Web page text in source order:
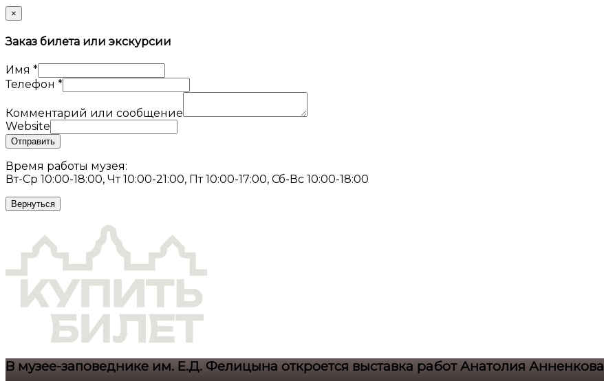
×
Заказ билета или экскурсии
Имя *
Телефон *
Комментарий или сообщение
Website
Отправить
Время работы музея:
Вт-Ср 10:00-18:00, Чт 10:00-21:00, Пт 10:00-17:00, Сб-Вс 10:00-18:00
Вернуться
В музее-заповеднике им. Е.Д. Фелицына откроется выставка работ Анатолия Анненкова